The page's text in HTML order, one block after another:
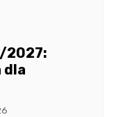
2027:
dla